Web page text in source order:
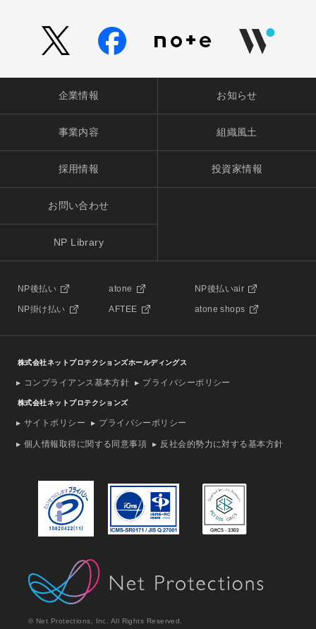
企業情報 お知らせ
事業内容 組織風土
採用情報 投資家情報
お問い合わせ
NP Library
NP後払い atone NP後払いair
NP掛け払い AFTEE atone shops
株式会社ネットプロテクションズホールディングス
コンプライアンス基本方針 プライバシーポリシー
株式会社ネットプロテクションズ
サイトポリシー プライバシーポリシー
個人情報取得に関する同意事項 反社会的勢力に対する基本方針
© Net Protections, Inc. All Rights Reserved.